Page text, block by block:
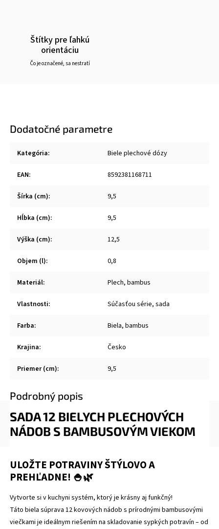
Štítky pre ľahkú
orientáciu
Čo je označené, sa nestratí
Dodatočné parametre
Kategória: Biele plechové dózy
EAN: 8592381168711
Šírka (cm): 9,5
Hĺbka (cm): 9,5
Výška (cm): 12,5
Objem (l): 0,8
Materiál: Plech, bambus
Vlastnosti: Súčasťou série, sada
Farba: Biela, bambus
Krajina: Česko
Priemer (cm): 9,5
Podrobný popis
SADA 12 BIELYCH PLECHOVÝCH
NÁDOB S BAMBUSOVÝM VIEKOM
ULOŽTE POTRAVINY ŠTÝLOVO A
PREHĽADNE! 🍚🌿
Vytvorte si v kuchyni systém, ktorý je krásny aj funkčný!
Táto biela súprava 12 kovových nádob s prírodnými bambusovými
viečkami je ideálnym riešením na skladovanie sypkých potravín – od